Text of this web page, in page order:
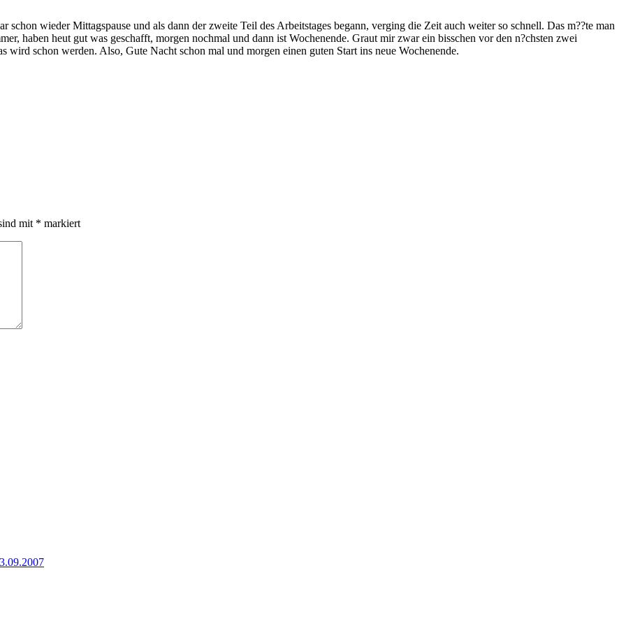
wieder Mittagspause und als dann der zweite Teil des Arbeitstages begann, verging die Zeit auch weiter so schnell. Das m??te man
haben heut gut was geschafft, morgen nochmal und dann ist Wochenende. Graut mir zwar ein bisschen vor den n?chsten zwei
wird schon werden. Also, Gute Nacht schon mal und morgen einen guten Start ins neue Wochenende.
mit * markiert